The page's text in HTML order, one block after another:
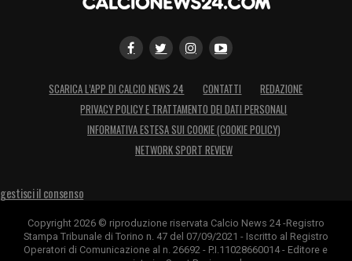
SCARICA L’APP DI CALCIO NEWS 24 CONTATTI
REDAZIONE
PRIVACY POLICY E TRATTAMENTO DEI DATI PERSONALI
INFORMATIVA ESTESA SUI COOKIE (COOKIE POLICY)
NETWORK SPORT REVIEW
gestisci il consenso
Copyright 2026 © riproduzione riservata Calcio News 24 -Registro
Stampa Tribunale di Torino n. 47 del 07/09/2021 - Iscritto al Registro
Operatori di Comunicazione al n. 26692 - P.I.11028660014 - Editore e